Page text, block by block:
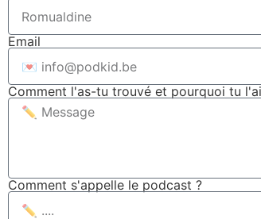
Email
Comment l'as-tu trouvé et pourquoi tu
Comment s'appelle le podcast ?